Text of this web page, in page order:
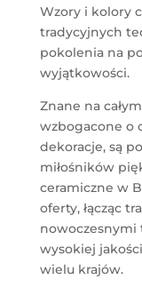
Wzory i kolory
tradycyjnych
pokolenia na
wyjątkowości.
Znane na
wzbogacone o
dekoracje, są
miłośników
ceramiczne w
oferty, łącząc
nowoczesnymi
wysokiej
wielu krajów.